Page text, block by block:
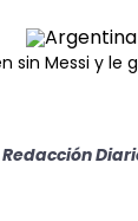
sin Messi y le
Redacción